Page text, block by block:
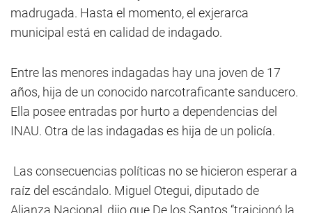
madrugada. Hasta el momento, el exjerarca
municipal está en calidad de indagado.
Entre las menores indagadas hay una joven de 17
años, hija de un conocido narcotraficante sanducero.
Ella posee entradas por hurto a dependencias del
INAU. Otra de las indagadas es hija de un policía.
Las consecuencias políticas no se hicieron esperar a
raíz del escándalo. Miguel Otegui, diputado de
Alianza Nacional, dijo que De los Santos “traicionó la